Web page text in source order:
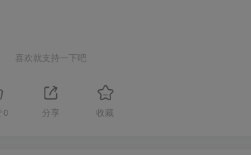
喜欢就支持一下吧
0 分享 收藏